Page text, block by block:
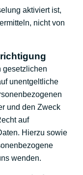
aktiviert ist,
nicht von
gesetzlichen
unentgeltliche
und den Zweck
auf
Hierzu sowie
wenden.